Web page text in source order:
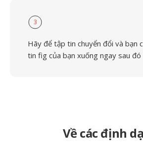
3
Hãy để tập tin chuyển đổi và bạn
tin fig của bạn xuống ngay sau đó
Về các định